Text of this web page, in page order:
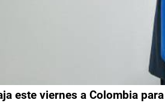
este viernes a Colombia